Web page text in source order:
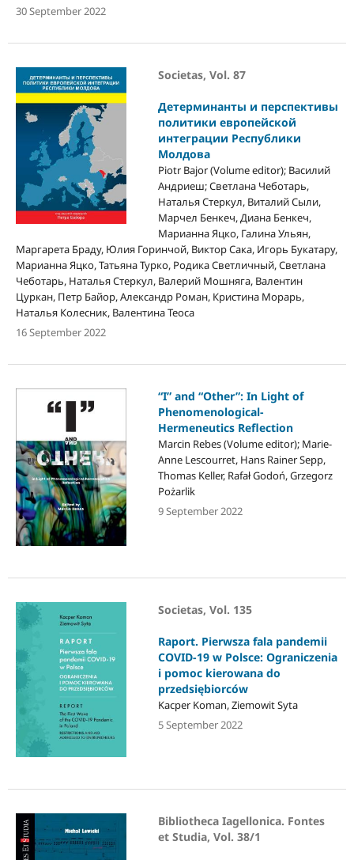
30 September 2022
Societas, Vol. 87
Детерминанты и перспективы
политики европейской
интеграции Республики
Молдова
Piotr Bajor (Volume editor); Василий
Андриеш; Светлана Чеботарь,
Наталья Стеркул, Виталий Сыли,
Марчел Бенкеч, Диана Бенкеч,
Марианна Яцко, Галина Ульян,
Маргарета Браду, Юлия Горинчой, Виктор Сака, Игорь Букатару,
Марианна Яцко, Татьяна Турко, Родика Светличный, Светлана
Чеботарь, Наталья Стеркул, Валерий Мошняга, Валентин
Цуркан, Петр Байор, Александр Роман, Кристина Морарь,
Наталья Колесник, Валентина Теоса
16 September 2022
“I” and “Other”: In Light of
Phenomenological-
Hermeneutics Reflection
Marcin Rebes (Volume editor); Marie-
Anne Lescourret, Hans Rainer Sepp,
Thomas Keller, Rafał Godoń, Grzegorz
Pożarlik
9 September 2022
Societas, Vol. 135
Raport. Pierwsza fala pandemii
COVID-19 w Polsce: Ograniczenia
i pomoc kierowana do
przedsiębiorców
Kacper Koman, Ziemowit Syta
5 September 2022
Bibliotheca Iagellonica. Fontes
et Studia, Vol. 38/1